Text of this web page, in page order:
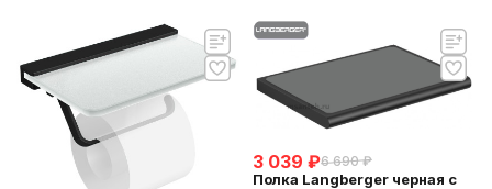
3 039 ₽6 690 ₽
Полка Langberger черная с